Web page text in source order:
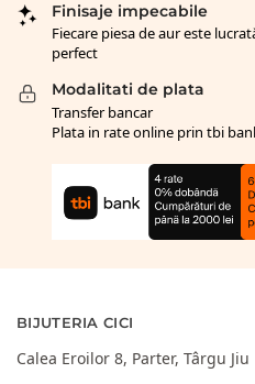
Finisaje impecabile
Fiecare piesa de aur este
perfect
Modalitati de plata
Transfer bancar
Plata in rate online prin tbi
BIJUTERIA CICI
Calea Eroilor 8, Parter, Târgu Jiu